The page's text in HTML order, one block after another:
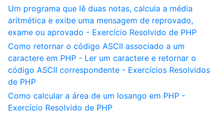
Um programa que lê duas notas, calcula a média
aritmética e exibe uma mensagem de reprovado,
exame ou aprovado - Exercício Resolvido de PHP
Como retornar o código ASCII associado a um
caractere em PHP - Ler um caractere e retornar o
código ASCII correspondente - Exercícios Resolvidos
de PHP
Como calcular a área de um losango em PHP -
Exercício Resolvido de PHP